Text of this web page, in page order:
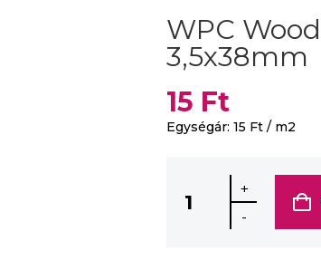
WPC
3,5x38mm
15 Ft
Egységár: 15 Ft / m2
+
-